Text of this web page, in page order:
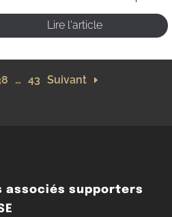
Lire l'article
… 43 Suivant
associés supporters